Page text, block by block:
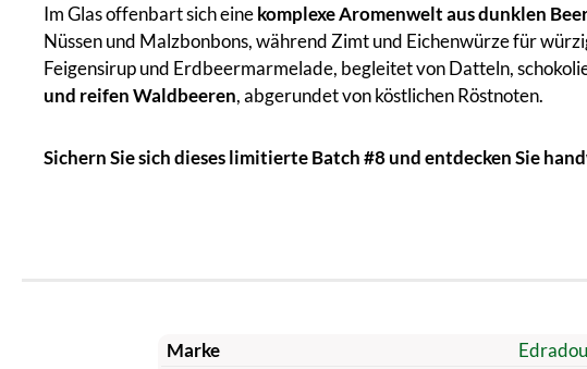
Im Glas offenbart sich einekomplexe Aromenwelt aus dunklen
Nüssen und Malzbonbons, während Zimt und Eichenwürze für
Feigensirup und Erdbeermarmelade, begleitet von Datteln,
und reifen Waldbeeren, abgerundet von köstlichen Röstnoten.
Sichern Sie sich dieses limitierte Batch #8 und entdecken Sie
Marke